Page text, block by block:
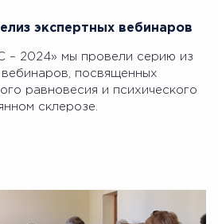
экспертных вебинаров
– 2024» мы провели серию из
вебинаров, посвященных
равновесия и психического
склерозе.